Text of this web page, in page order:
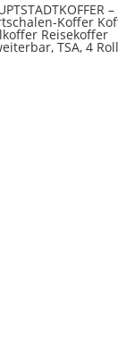
Koffer
Reisekoffer
TSA, 4